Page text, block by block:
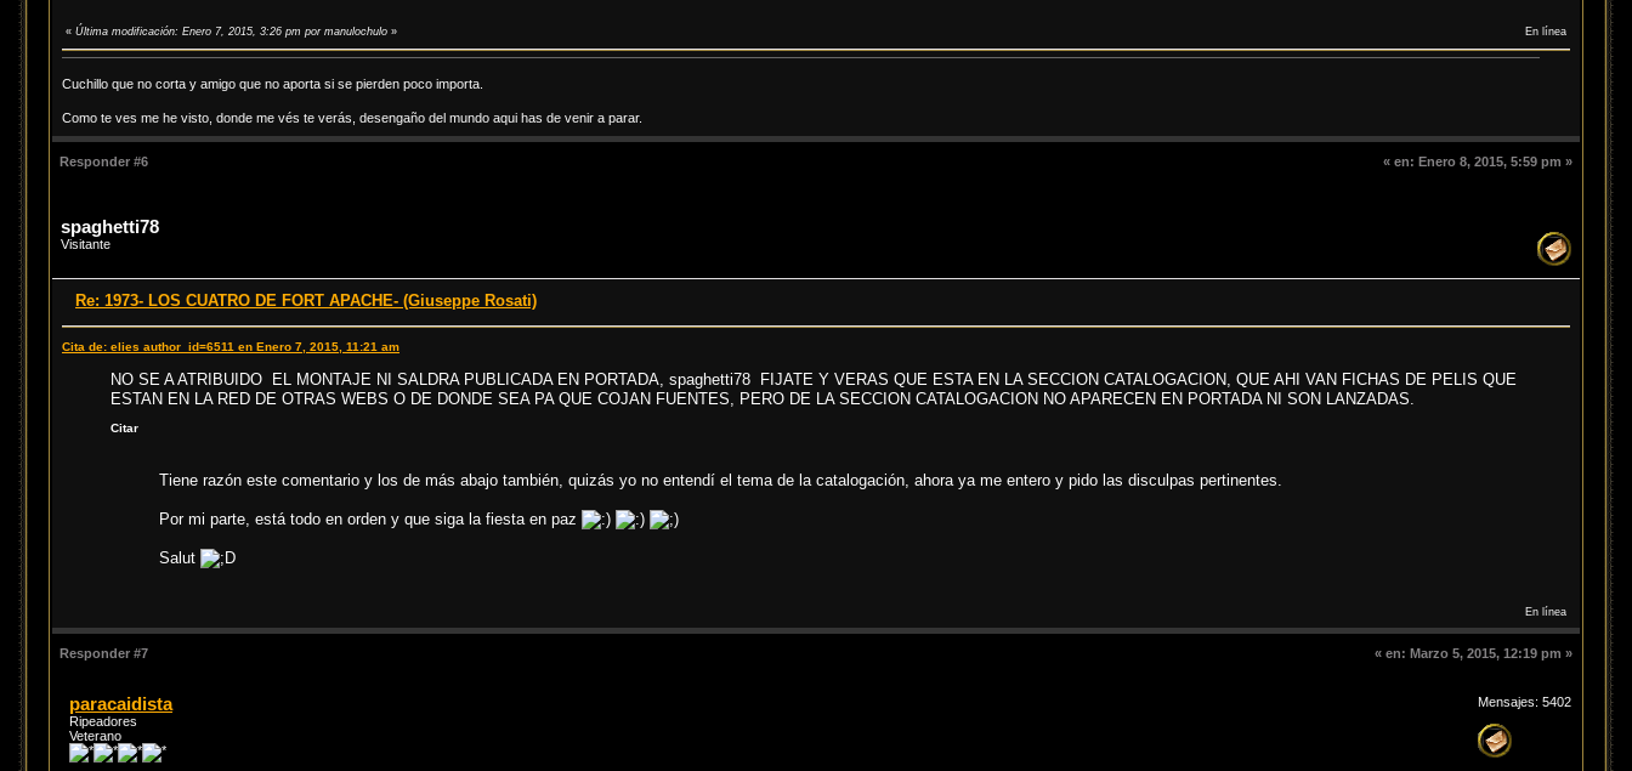
« Última modificación: Enero 7, 2015, 3:26 pm por manulochulo » En línea
Cuchillo que no corta y amigo que no aporta si se pierden poco importa.
Como te ves me he visto, donde me vés te verás, desengaño del mundo aqui has de venir a parar.
Responder #6 « en: Enero 8, 2015, 5:59 pm »
spaghetti78
Visitante
Re: 1973- LOS CUATRO DE FORT APACHE- (Giuseppe Rosati)
Cita de: elies author_id=6511 en Enero 7, 2015, 11:21 am
NO SE A ATRIBUIDO EL MONTAJE NI SALDRA PUBLICADA EN PORTADA, spaghetti78 FIJATE Y VERAS QUE ESTA EN LA SECCION CATALOGACION, QUE AHI VAN FICHAS DE PELIS QUE
ESTAN EN LA RED DE OTRAS WEBS O DE DONDE SEA PA QUE COJAN FUENTES, PERO DE LA SECCION CATALOGACION NO APARECEN EN PORTADA NI SON LANZADAS.
Citar
Tiene razón este comentario y los de más abajo también, quizás yo no entendí el tema de la catalogación, ahora ya me entero y pido las disculpas pertinentes.
Por mi parte, está todo en orden y que siga la fiesta en paz
Salut
En línea
Responder #7 « en: Marzo 5, 2015, 12:19 pm »
paracaidista
Ripeadores
Veterano
Mensajes: 5402